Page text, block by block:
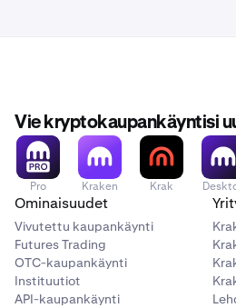
Vie kryptokaupankäyntisi
Pro Kraken Krak
Ominaisuudet
Vivutettu kaupankäynti
Futures Trading
OTC-kaupankäynti
Instituutiot
API-kaupankäynti